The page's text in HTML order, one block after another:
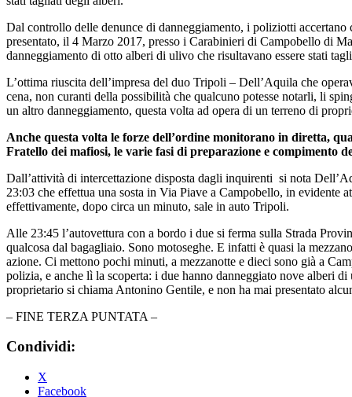
Dal controllo delle denunce di danneggiamento, i poliziotti accertano
presentato, il 4 Marzo 2017, presso i Carabinieri di Campobello di
danneggiamento di otto alberi di ulivo che risultavano essere stati
L’ottima riuscita dell’impresa del duo Tripoli – Dell’Aquila che
cena, non curanti della possibilità che qualcuno potesse notarli, li
un altro danneggiamento, questa volta ad opera di un terreno di
Anche questa volta le forze dell’ordine monitorano in diretta,
Fratello dei mafiosi, le varie fasi di preparazione e compimento
Dall’attività di intercettazione disposta dagli inquirenti si nota
23:03 che effettua una sosta in Via Piave a Campobello, in evidente
effettivamente, dopo circa un minuto, sale in auto Tripoli.
Alle 23:45 l’autovettura con a bordo i due si ferma sulla Strada
qualcosa dal bagagliaio. Sono motoseghe. E infatti è quasi la
azione. Ci mettono pochi minuti, a mezzanotte e dieci sono già a
polizia, e anche lì la scoperta: i due hanno danneggiato nove alberi
proprietario si chiama Antonino Gentile, e non ha mai presentato
– FINE TERZA PUNTATA –
Condividi:
X
Facebook